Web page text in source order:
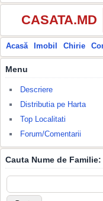
CASATA.MD
Acasă Imobil Chirie
Menu
Descriere
Distributia pe Harta
Top Localitati
Forum/Comentarii
Cauta Nume de Familie: